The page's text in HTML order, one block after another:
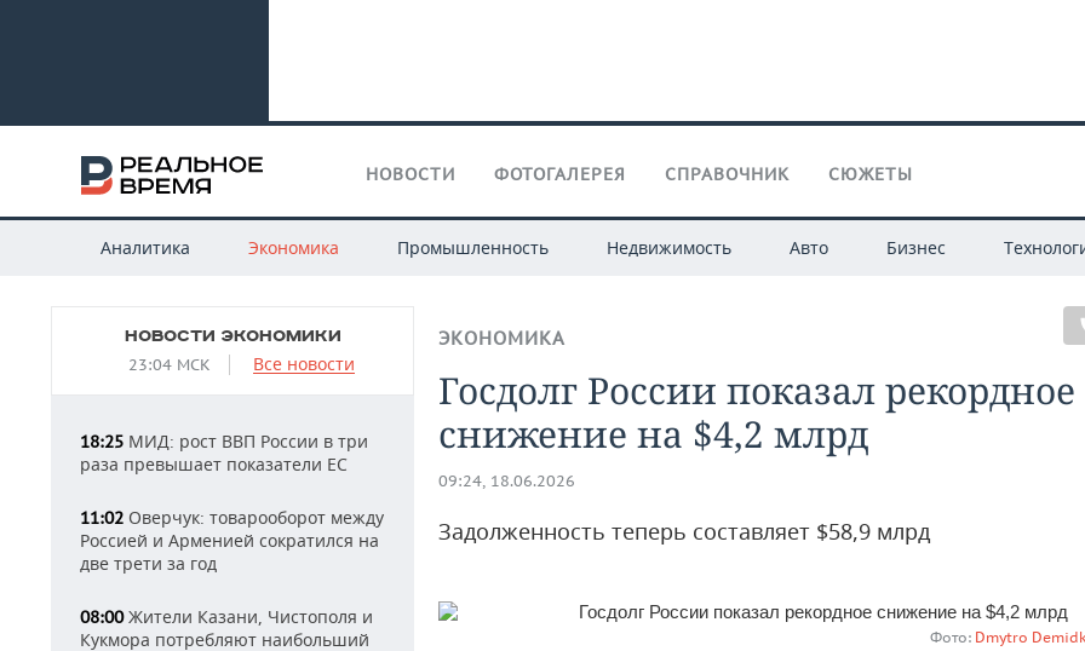
НОВОСТИ ФОТОГАЛЕРЕЯ СПРАВОЧНИК СЮЖЕТЫ
Аналитика Экономика Промышленность Недвижимость Авто Бизнес
НОВОСТИ ЭКОНОМИКИ
23:04 МСК Все новости
18:25 МИД: рост ВВП России в три
раза превышает показатели ЕС
11:02 Оверчук: товарооборот между
Россией и Арменией сократился на
две трети за год
08:00Жители Казани, Чистополя и
Кукмора потребляют наибольший
ЭКОНОМИКА
Госдолг России показал рекордное
снижение на $4,2 млрд
09:24, 18.06.2026
Задолженность теперь составляет $58,9 млрд
Фото: Dmytro